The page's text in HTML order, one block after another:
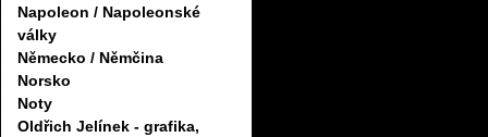
Napoleon / Napoleonské
války
Německo / Němčina
Norsko
Noty
Oldřich Jelínek - grafika,